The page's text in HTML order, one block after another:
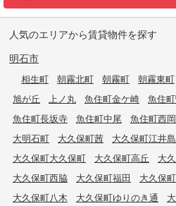
人気のエリアから賃貸物件を探す
明石市
相生町 朝霧北町 朝霧町 朝霧東町
旭が丘
上ノ丸 魚住町金ケ崎 魚住
魚住町長坂寺
魚住町中尾 魚住町西岡
大明石町
大久保町茜 大久保町江井島
大久保町大久保町
大久保町高丘 大
大久保町西脇
大久保町福田 大久保
大久保町八木
大久保町ゆりのき通